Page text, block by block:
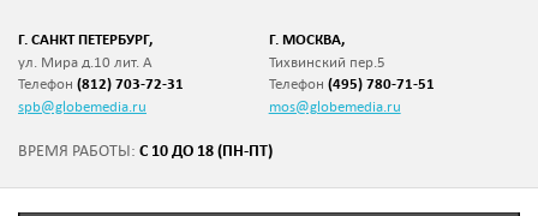
Г. САНКТ ПЕТЕРБУРГ,
ул. Мира д.10 лит. А
Телефон (812) 703-72-31
spb@globemedia.ru
Г. МОСКВА,
Тихвинский пер.5
Телефон (495) 780-71-51
mos@globemedia.ru
ВРЕМЯ РАБОТЫ: С 10 ДО 18 (ПН-ПТ)